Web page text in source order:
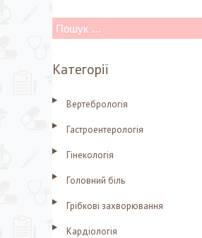
П
ш
Категорії
Вертебрологія
Гастроентерологія
Гінекологія
Головний біль
Грібкові захворювання
Кардіологія